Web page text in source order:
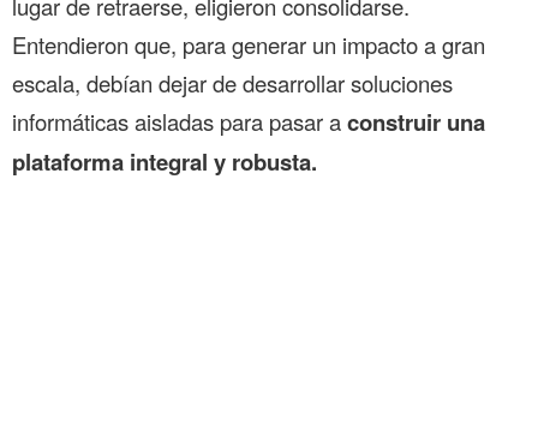
Entendieron que, para generar un impacto a gran
escala, debían dejar de desarrollar soluciones
informáticas aisladas para pasar aconstruir una
plataforma integral y robusta.